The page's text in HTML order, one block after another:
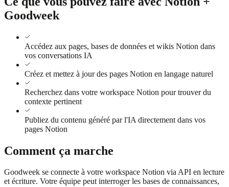
Goodweek
Accédez aux pages, bases de données et wikis Notion dans
vos conversations IA
Créez et mettez à jour des pages Notion en langage naturel
Recherchez dans votre workspace Notion pour trouver du
contexte pertinent
Publiez du contenu généré par l'IA directement dans vos
pages Notion
Comment ça marche
Goodweek se connecte à votre workspace Notion via API en lecture
et écriture. Votre équipe peut interroger les bases de connaissances,